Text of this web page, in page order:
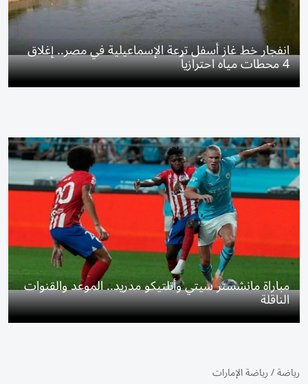
انفجار خط غاز أسفل ترعة الإسماعيلية في مصر.. إغلاق
4 محطات مياه احترازياً
مباراة مانشستر سيتي وأتلتيكو مدريد.. الموعد والقنوات
الناقلة
رياضة/رياضة الإمارات